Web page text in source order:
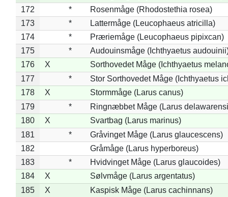
172
*
Rosenmåge (Rhodostethia rosea)
173
*
Lattermåge (Leucophaeus atricilla)
174
*
Præriemåge (Leucophaeus pipixcan)
175
*
Audouinsmåge (Ichthyaetus
176
X
Sorthovedet Måge (Ichthyaetus
177
*
Stor Sorthovedet Måge (Ichthyaetus
178
X
Stormmåge (Larus canus)
179
*
Ringnæbbet Måge (Larus
180
X
Svartbag (Larus marinus)
181
*
Gråvinget Måge (Larus glaucescens)
182
Gråmåge (Larus hyperboreus)
183
*
Hvidvinget Måge (Larus glaucoides)
184
X
Sølvmåge (Larus argentatus)
185
X
Kaspisk Måge (Larus cachinnans)